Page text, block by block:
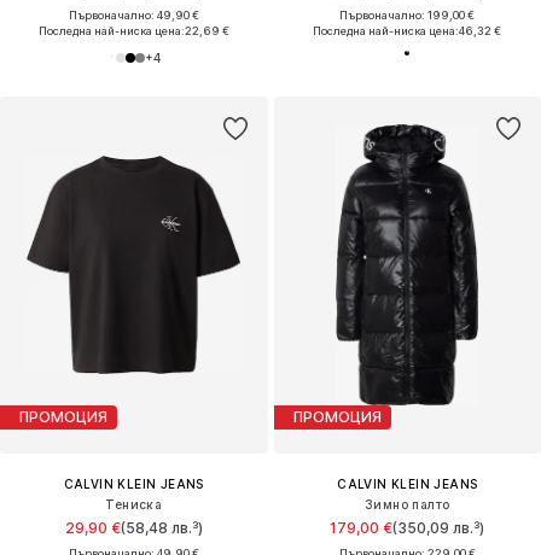
Първоначално: 49,90 €
Последна най-ниска цена:22,69 €
+4
Първоначално: 199,00 €
Последна най-ниска цена:46,32 €
ПРОМОЦИЯ
CALVIN KLEIN JEANS
Тениска
29,90 €(58,48 лв.³)
ПРОМОЦИЯ
CALVIN KLEIN JEANS
Зимно палто
179,00 €(350,09 лв.³)